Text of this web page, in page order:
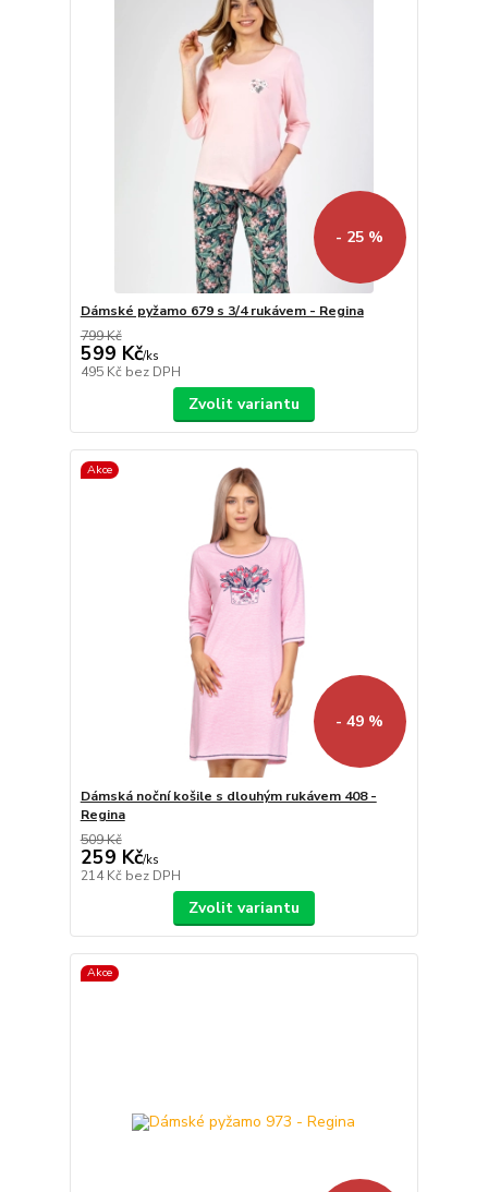
- 25 %
Dámské pyžamo 679 s 3/4 rukávem - Regina
799 Kč
599 Kč/ks
495 Kč bez DPH
Zvolit variantu
Akce
- 49 %
Dámská noční košile s dlouhým rukávem 408 -
Regina
509 Kč
259 Kč/ks
214 Kč bez DPH
Zvolit variantu
Akce